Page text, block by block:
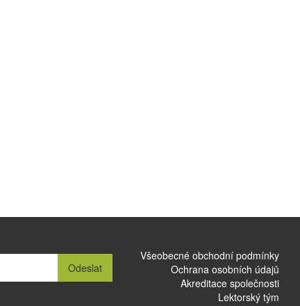
Odeslat
Všeobecné obchodní podmínky
Ochrana osobních údajů
Akreditace společnosti
Lektorský tým